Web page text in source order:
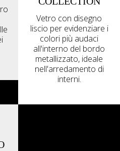
Vetro con disegno
liscio per evidenziare i
colori più audaci
all'interno del bordo
metallizzato, ideale
nell'arredamento di
interni.